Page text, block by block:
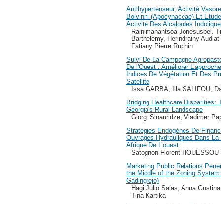
Antihypertenseur, Activité
Boivinni (Apocynaceae) Et
Activité Des Alcaloïdes
Rainimanantsoa Jonesusbel,
Barthelemy, Herindrainy
Fatiany Pierre Ruphin
Suivi De La Campagne
De l'Ouest : Améliorer
Indices De Végétation Et Des
Satellite
Issa GARBA, Illa SALIFOU,
Bridging Healthcare Disparities:
Georgia's Rural Landscape
Giorgi Sinauridze, Vladimer
Stratégies Endogènes De
Ouvrages Hydrauliques Dans
Afrique De L’ouest
Satognon Florent HOUESSOU
Marketing Public Relations
the Middle of the Zoning
Gadingrejo)
Hagi Julio Salas, Anna
Tina Kartika